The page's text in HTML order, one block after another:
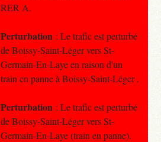
RER A.
Perturbation : Le trafic est perturbé
de Boissy-Saint-Léger vers St-
Germain-En-Laye en raison d'un
train en panne à Boissy-Saint-Léger .
Perturbation : Le trafic est perturbé
de Boissy-Saint-Léger vers St-
Germain-En-Laye (train en panne).